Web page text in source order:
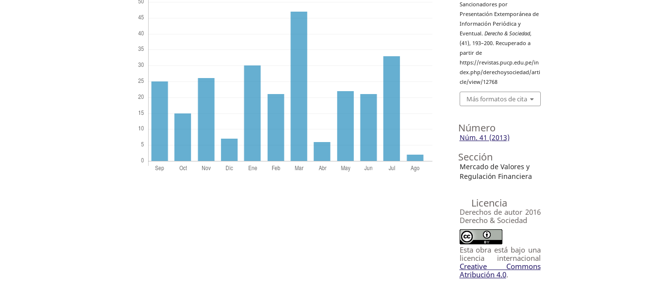
Sancionadores por
Presentación Extemporánea de
Información Periódica y
Eventual. Derecho & Sociedad,
(41), 193–200. Recuperado a
partir de
https://revistas.pucp.edu.pe/in
dex.php/derechoysociedad/arti
cle/view/12768
Más formatos de cita
Número
Núm. 41 (2013)
Sección
Mercado de Valores y
Regulación Financiera
Licencia
Derechos de autor 2016
Derecho & Sociedad
Esta obra está bajo una
licencia internacional
Creative Commons
Atribución 4.0.